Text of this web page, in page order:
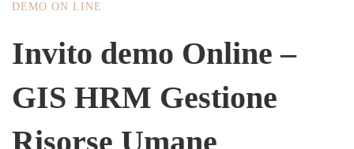
DEMO ON LINE
Invito demo Online –
GIS HRM Gestione
Risorse Umane